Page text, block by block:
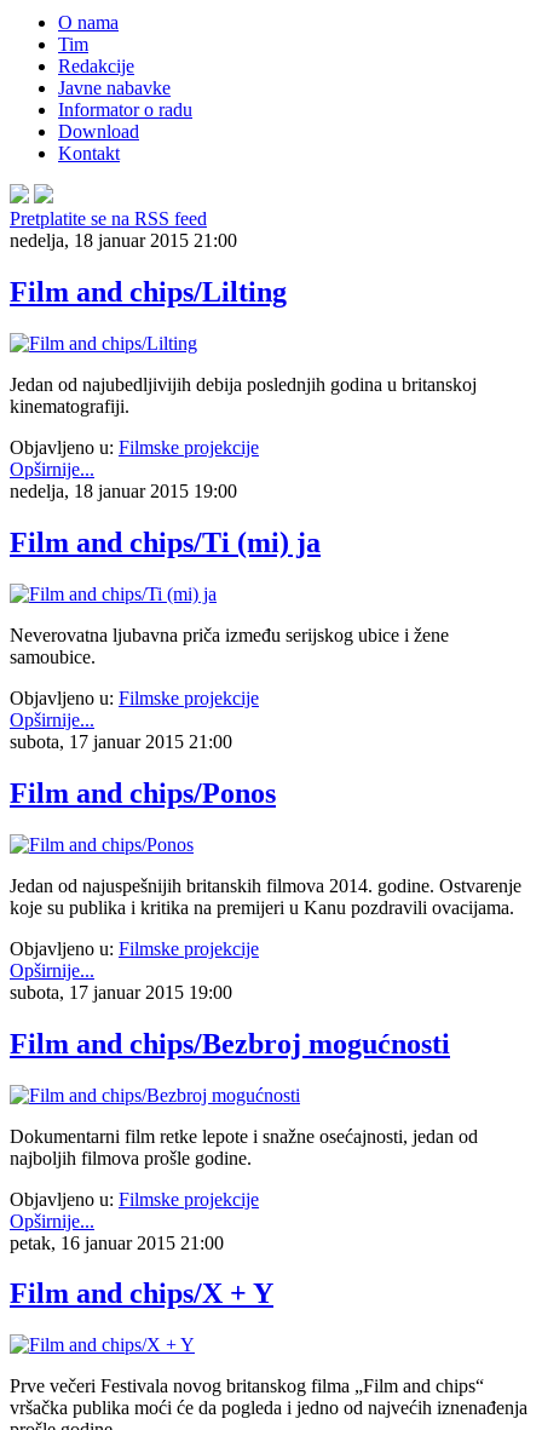
O nama
Tim
Redakcije
Javne nabavke
Informator o radu
Download
Kontakt
Pretplatite se na RSS feed
nedelja, 18 januar 2015 21:00
Film and chips/Lilting
Jedan od najubedljivijih debija poslednjih godina u britanskoj
kinematografiji.
Objavljeno u: Filmske projekcije
Opširnije...
nedelja, 18 januar 2015 19:00
Film and chips/Ti (mi) ja
Neverovatna ljubavna priča između serijskog ubice i žene
samoubice.
Objavljeno u: Filmske projekcije
Opširnije...
subota, 17 januar 2015 21:00
Film and chips/Ponos
Jedan od najuspešnijih britanskih filmova 2014. godine. Ostvarenje
koje su publika i kritika na premijeri u Kanu pozdravili ovacijama.
Objavljeno u: Filmske projekcije
Opširnije...
subota, 17 januar 2015 19:00
Film and chips/Bezbroj mogućnosti
Dokumentarni film retke lepote i snažne osećajnosti, jedan od
najboljih filmova prošle godine.
Objavljeno u: Filmske projekcije
Opširnije...
petak, 16 januar 2015 21:00
Film and chips/X + Y
Prve večeri Festivala novog britanskog filma „Film and chips“
vršačka publika moći će da pogleda i jedno od najvećih iznenađenja